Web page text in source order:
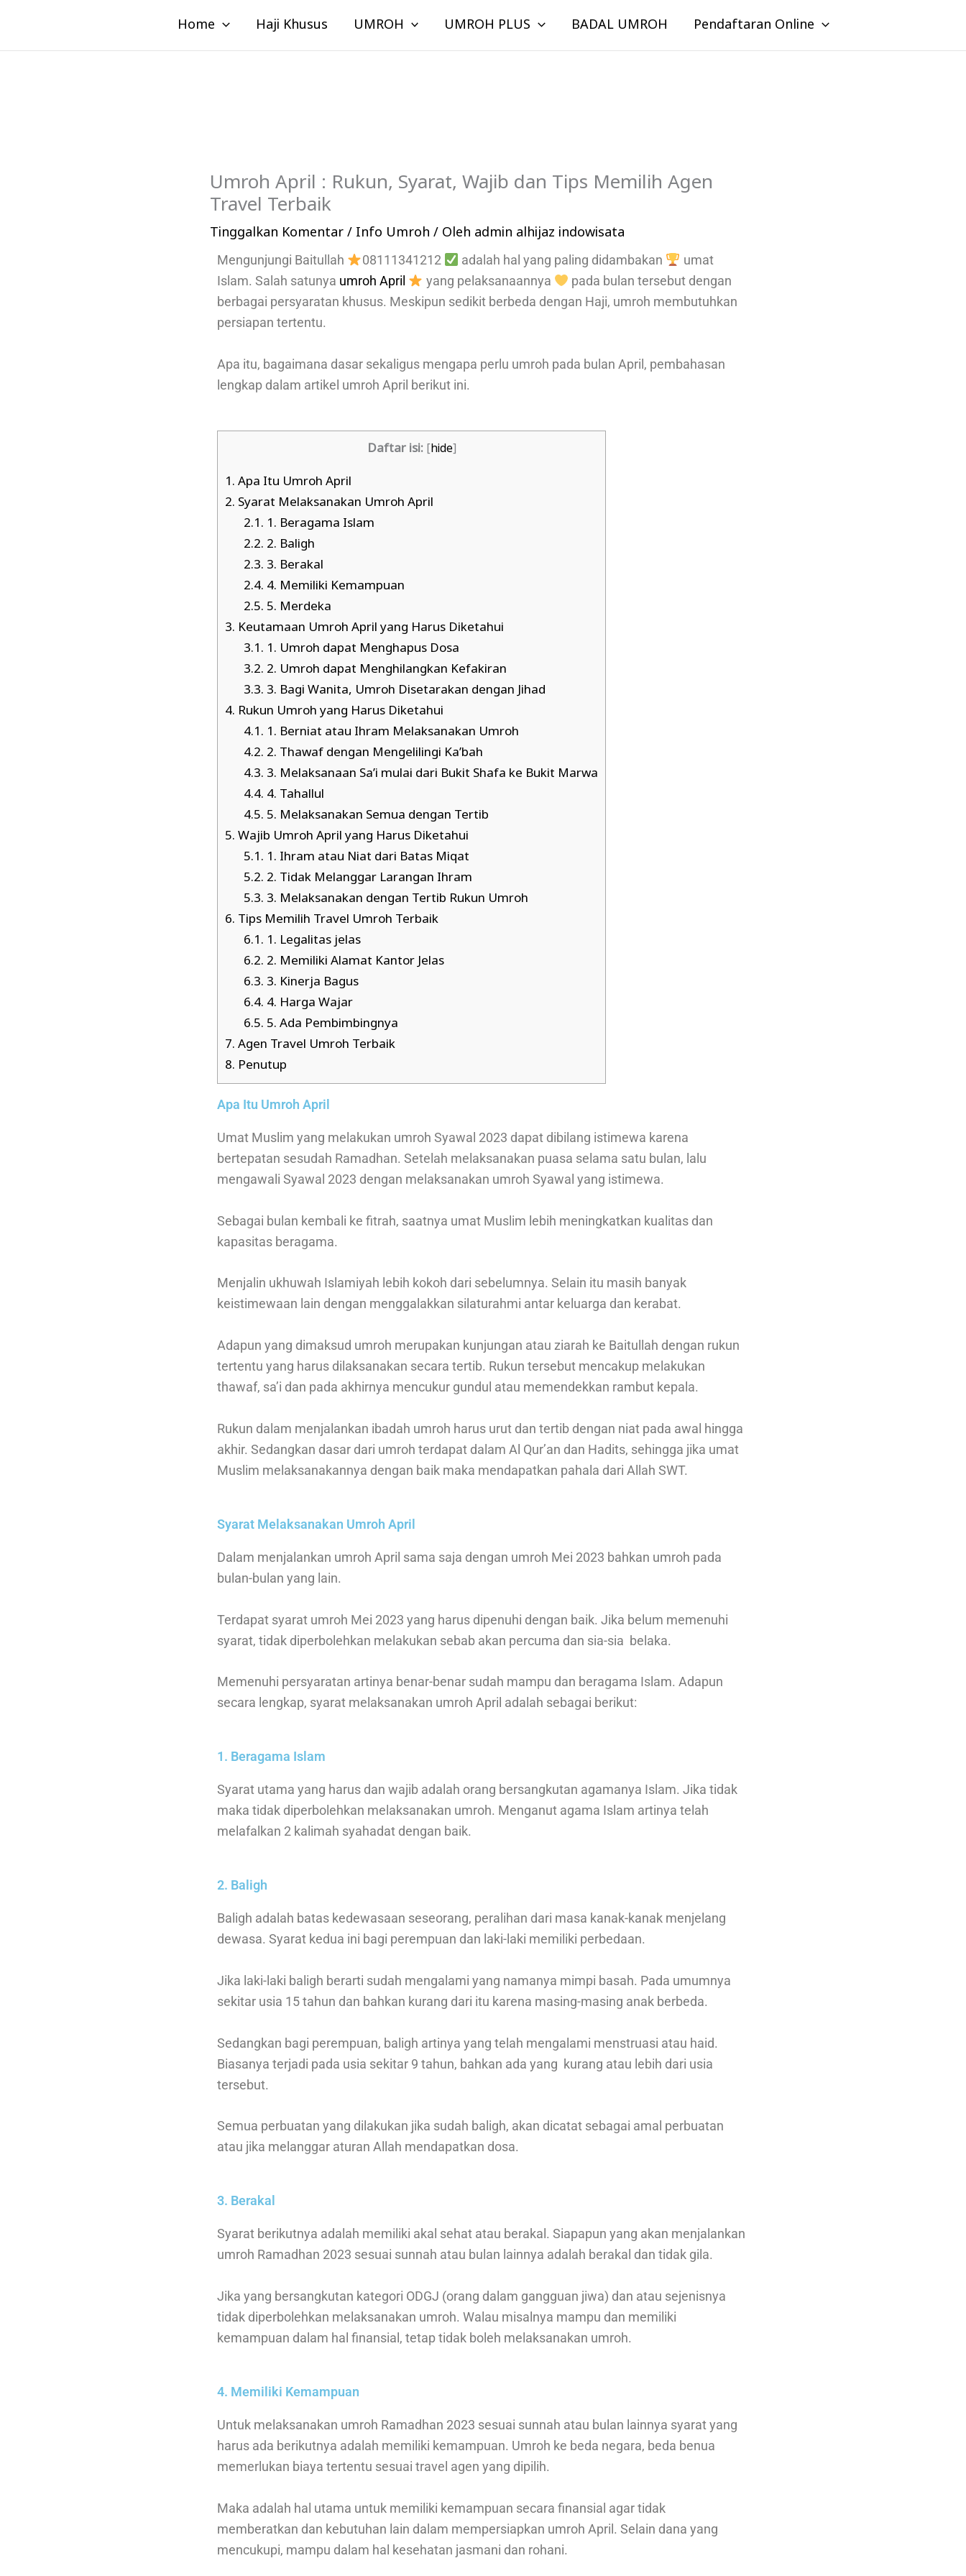
konten
Home Haji Khusus UMROH UMROH PLUS BADAL UMROH Pendaftaran Online
Umroh April : Rukun, Syarat, Wajib dan Tips Memilih Agen
Travel Terbaik
Tinggalkan Komentar / Info Umroh / Oleh admin alhijaz indowisata
Mengunjungi Baitullah 08111341212 adalah hal yang paling didambakan
umat
Islam. Salah satunya umroh April yang pelaksanaannya
pada bulan tersebut dengan
berbagai persyaratan khusus. Meskipun sedikit berbeda dengan Haji, umroh membutuhkan
persiapan tertentu.
Apa itu, bagaimana dasar sekaligus mengapa perlu umroh pada bulan April, pembahasan
lengkap dalam artikel umroh April berikut ini.
Daftar isi: [hide]
1. Apa Itu Umroh April
2. Syarat Melaksanakan Umroh April
2.1. 1. Beragama Islam
2.2. 2. Baligh
2.3. 3. Berakal
2.4. 4. Memiliki Kemampuan
2.5. 5. Merdeka
3. Keutamaan Umroh April yang Harus Diketahui
3.1. 1. Umroh dapat Menghapus Dosa
3.2. 2. Umroh dapat Menghilangkan Kefakiran
3.3. 3. Bagi Wanita, Umroh Disetarakan dengan Jihad
4. Rukun Umroh yang Harus Diketahui
4.1. 1. Berniat atau Ihram Melaksanakan Umroh
4.2. 2. Thawaf dengan Mengelilingi Ka’bah
4.3. 3. Melaksanaan Sa’i mulai dari Bukit Shafa ke Bukit Marwa
4.4. 4. Tahallul
4.5. 5. Melaksanakan Semua dengan Tertib
5. Wajib Umroh April yang Harus Diketahui
5.1. 1. Ihram atau Niat dari Batas Miqat
5.2. 2. Tidak Melanggar Larangan Ihram
5.3. 3. Melaksanakan dengan Tertib Rukun Umroh
6. Tips Memilih Travel Umroh Terbaik
6.1. 1. Legalitas jelas
6.2. 2. Memiliki Alamat Kantor Jelas
6.3. 3. Kinerja Bagus
6.4. 4. Harga Wajar
6.5. 5. Ada Pembimbingnya
7. Agen Travel Umroh Terbaik
8. Penutup
Apa Itu Umroh April
Umat Muslim yang melakukan umroh Syawal 2023 dapat dibilang istimewa karena
bertepatan sesudah Ramadhan. Setelah melaksanakan puasa selama satu bulan, lalu
mengawali Syawal 2023 dengan melaksanakan umroh Syawal yang istimewa.
Sebagai bulan kembali ke fitrah, saatnya umat Muslim lebih meningkatkan kualitas dan
kapasitas beragama.
Menjalin ukhuwah Islamiyah lebih kokoh dari sebelumnya. Selain itu masih banyak
keistimewaan lain dengan menggalakkan silaturahmi antar keluarga dan kerabat.
Adapun yang dimaksud umroh merupakan kunjungan atau ziarah ke Baitullah dengan rukun
tertentu yang harus dilaksanakan secara tertib. Rukun tersebut mencakup melakukan
thawaf, sa’i dan pada akhirnya mencukur gundul atau memendekkan rambut kepala.
Rukun dalam menjalankan ibadah umroh harus urut dan tertib dengan niat pada awal hingga
akhir. Sedangkan dasar dari umroh terdapat dalam Al Qur’an dan Hadits, sehingga jika umat
Muslim melaksanakannya dengan baik maka mendapatkan pahala dari Allah SWT.
Syarat Melaksanakan Umroh April
Dalam menjalankan umroh April sama saja dengan umroh Mei 2023 bahkan umroh pada
bulan-bulan yang lain.
Terdapat syarat umroh Mei 2023 yang harus dipenuhi dengan baik. Jika belum memenuhi
syarat, tidak diperbolehkan melakukan sebab akan percuma dan sia-sia belaka.
Memenuhi persyaratan artinya benar-benar sudah mampu dan beragama Islam. Adapun
secara lengkap, syarat melaksanakan umroh April adalah sebagai berikut:
1. Beragama Islam
Syarat utama yang harus dan wajib adalah orang bersangkutan agamanya Islam. Jika tidak
maka tidak diperbolehkan melaksanakan umroh. Menganut agama Islam artinya telah
melafalkan 2 kalimah syahadat dengan baik.
2. Baligh
Baligh adalah batas kedewasaan seseorang, peralihan dari masa kanak-kanak menjelang
dewasa. Syarat kedua ini bagi perempuan dan laki-laki memiliki perbedaan.
Jika laki-laki baligh berarti sudah mengalami yang namanya mimpi basah. Pada umumnya
sekitar usia 15 tahun dan bahkan kurang dari itu karena masing-masing anak berbeda.
Sedangkan bagi perempuan, baligh artinya yang telah mengalami menstruasi atau haid.
Biasanya terjadi pada usia sekitar 9 tahun, bahkan ada yang kurang atau lebih dari usia
tersebut.
Semua perbuatan yang dilakukan jika sudah baligh, akan dicatat sebagai amal perbuatan
atau jika melanggar aturan Allah mendapatkan dosa.
3. Berakal
Syarat berikutnya adalah memiliki akal sehat atau berakal. Siapapun yang akan menjalankan
umroh Ramadhan 2023 sesuai sunnah atau bulan lainnya adalah berakal dan tidak gila.
Jika yang bersangkutan kategori ODGJ (orang dalam gangguan jiwa) dan atau sejenisnya
tidak diperbolehkan melaksanakan umroh. Walau misalnya mampu dan memiliki
kemampuan dalam hal finansial, tetap tidak boleh melaksanakan umroh.
4. Memiliki Kemampuan
Untuk melaksanakan umroh Ramadhan 2023 sesuai sunnah atau bulan lainnya syarat yang
harus ada berikutnya adalah memiliki kemampuan. Umroh ke beda negara, beda benua
memerlukan biaya tertentu sesuai travel agen yang dipilih.
Maka adalah hal utama untuk memiliki kemampuan secara finansial agar tidak
memberatkan dan kebutuhan lain dalam mempersiapkan umroh April. Selain dana yang
mencukupi, mampu dalam hal kesehatan jasmani dan rohani.